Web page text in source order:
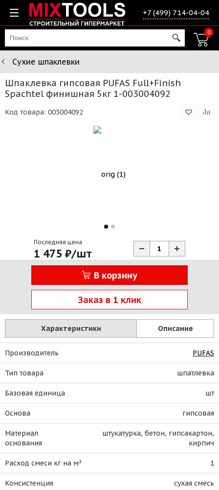
+7 (499) 714-04-04
0
Сухие шпаклевки
Шпаклевка гипсовая PUFAS Full+Finish
Spachtel финишная 5кг 1-003004092
Код товара: 003004092
Последняя цена
1 475 ₽/шт
В корзину
Заказ в 1 клик
Характеристики Описание
Производитель PUFAS
Тип товара шпатлевка
Базовая единица шт
Основа гипсовая
Материал
основания
штукатурка, бетон, гипсакартон,
кирпич
Расход смеси кг на м² 1
Консистенция сухая смесь